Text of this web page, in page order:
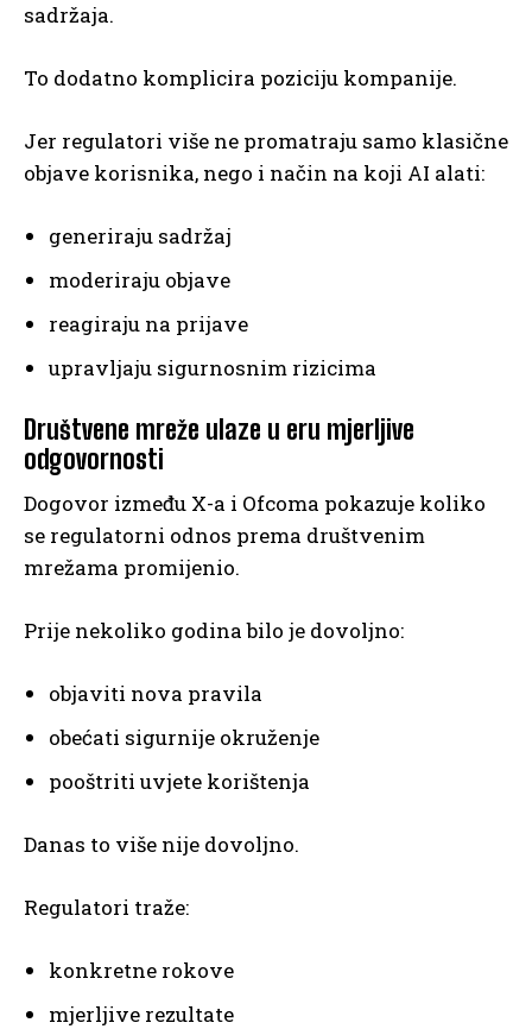
sadržaja.
To dodatno komplicira poziciju kompanije.
Jer regulatori više ne promatraju samo klasične
objave korisnika, nego i način na koji AI alati:
generiraju sadržaj
moderiraju objave
reagiraju na prijave
upravljaju sigurnosnim rizicima
Društvene mreže ulaze u eru mjerljive
odgovornosti
Dogovor između X-a i Ofcoma pokazuje koliko
se regulatorni odnos prema društvenim
mrežama promijenio.
Prije nekoliko godina bilo je dovoljno:
objaviti nova pravila
obećati sigurnije okruženje
pooštriti uvjete korištenja
Danas to više nije dovoljno.
Regulatori traže:
konkretne rokove
mjerljive rezultate